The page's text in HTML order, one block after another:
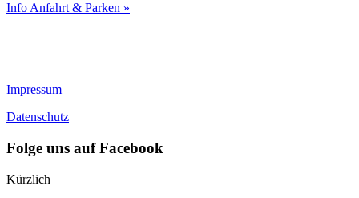
Info Anfahrt & Parken »
Impressum
Datenschutz
Folge uns auf Facebook
Kürzlich